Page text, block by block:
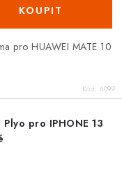
pro HUAWEI MATE 10
Kód: 6099
pro IPHONE 13